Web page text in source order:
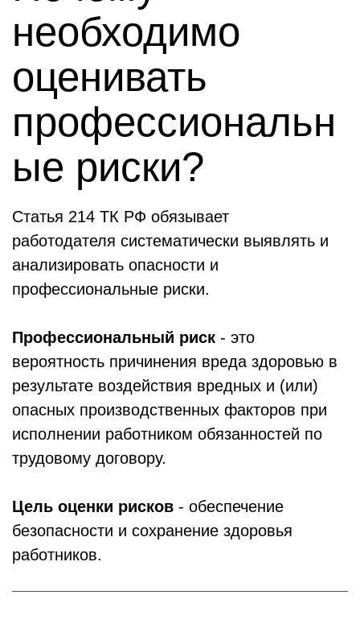
необходимо
оценивать
профессиональн
ые риски?
Статья 214 ТК РФ обязывает
работодателя систематически выявлять и
анализировать опасности и
профессиональные риски.
Профессиональный риск - это
вероятность причинения вреда здоровью в
результате воздействия вредных и (или)
опасных производственных факторов при
исполнении работником обязанностей по
трудовому договору.
Цель оценки рисков - обеспечение
безопасности и сохранение здоровья
работников.